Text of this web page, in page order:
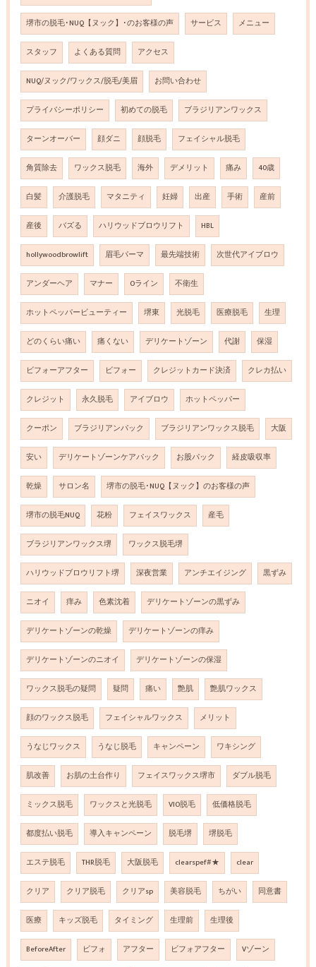
堺市の脱毛･NUQ【ヌック】･のお客様の声 サービス メニュー
スタッフ よくある質問 アクセス
NUQ/ヌック/ワックス/脱毛/美眉 お問い合わせ
プライバシーポリシー 初めての脱毛 ブラジリアンワックス
ターンオーバー 顔ダニ 顔脱毛 フェイシャル脱毛
角質除去 ワックス脱毛 海外 デメリット 痛み 40歳
白髪 介護脱毛 マタニティ 妊婦 出産 手術 産前
産後 バズる ハリウッドブロウリフト HBL
hollywoodbrowlift 眉毛パーマ 最先端技術 次世代アイブロウ
アンダーヘア マナー Oライン 不衛生
ホットペッパービューティー 堺東 光脱毛 医療脱毛 生理
どのくらい痛い 痛くない デリケートゾーン 代謝 保湿
ビフォーアフター ビフォー クレジットカード決済 クレカ払い
クレジット 永久脱毛 アイブロウ ホットペッパー
クーポン ブラジリアンパック ブラジリアンワックス脱毛 大阪
安い デリケートゾーンケアパック お股パック 経皮吸収率
乾燥 サロン名 堺市の脱毛･NUQ【ヌック】のお客様の声
堺市の脱毛NUQ 花粉 フェイスワックス 産毛
ブラジリアンワックス堺 ワックス脱毛堺
ハリウッドブロウリフト堺 深夜営業 アンチエイジング 黒ずみ
ニオイ 痒み 色素沈着 デリケートゾーンの黒ずみ
デリケートゾーンの乾燥 デリケートゾーンの痒み
デリケートゾーンのニオイ デリケートゾーンの保湿
ワックス脱毛の疑問 疑問 痛い 艶肌 艶肌ワックス
顔のワックス脱毛 フェイシャルワックス メリット
うなじワックス うなじ脱毛 キャンペーン ワキシング
肌改善 お肌の土台作り フェイスワックス堺市 ダブル脱毛
ミックス脱毛 ワックスと光脱毛 VIO脱毛 低価格脱毛
都度払い脱毛 導入キャンペーン 脱毛堺 堺脱毛
エステ脱毛 THR脱毛 大阪脱毛 clearspef#★ clear
クリア クリア脱毛 クリアsp 美容脱毛 ちがい 同意書
医療 キッズ脱毛 タイミング 生理前 生理後
BeforeAfter ビフォ アフター ビフォアフター Vゾーン